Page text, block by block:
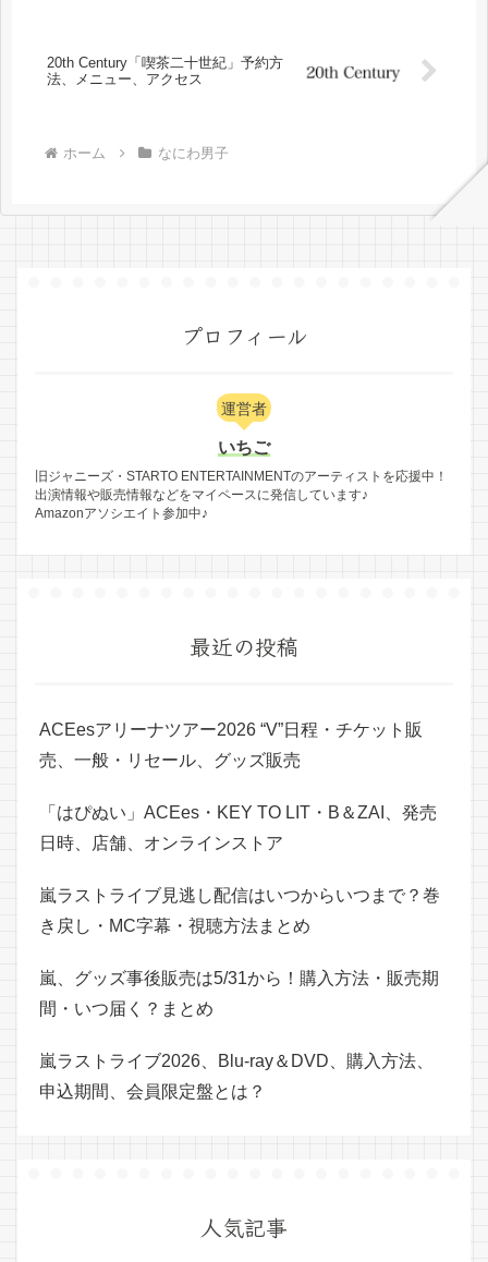
20th Century「喫茶二十世紀」予約方
法、メニュー、アクセス
ホーム なにわ男子
プロフィール
運営者
いちご
旧ジャニーズ・STARTO ENTERTAINMENTのアーティストを応援中！
出演情報や販売情報などをマイペースに発信しています♪
Amazonアソシエイト参加中♪
最近の投稿
ACEesアリーナツアー2026 “V”日程・チケット販
売、一般・リセール、グッズ販売
「はぴぬい」ACEes・KEY TO LIT・B＆ZAI、発売
日時、店舗、オンラインストア
嵐ラストライブ見逃し配信はいつからいつまで？巻
き戻し・MC字幕・視聴方法まとめ
嵐、グッズ事後販売は5/31から！購入方法・販売期
間・いつ届く？まとめ
嵐ラストライブ2026、Blu-ray＆DVD、購入方法、
申込期間、会員限定盤とは？
人気記事